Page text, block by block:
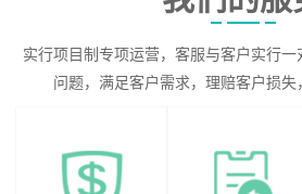
实行项目制专项运营，客服与客户实行
问题，满足客户需求，理赔客户损失